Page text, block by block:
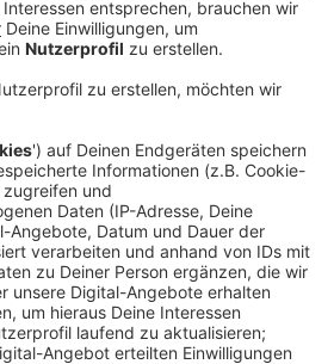
Bank nach Hause!